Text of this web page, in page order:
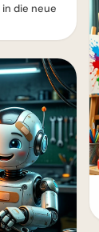
die neue